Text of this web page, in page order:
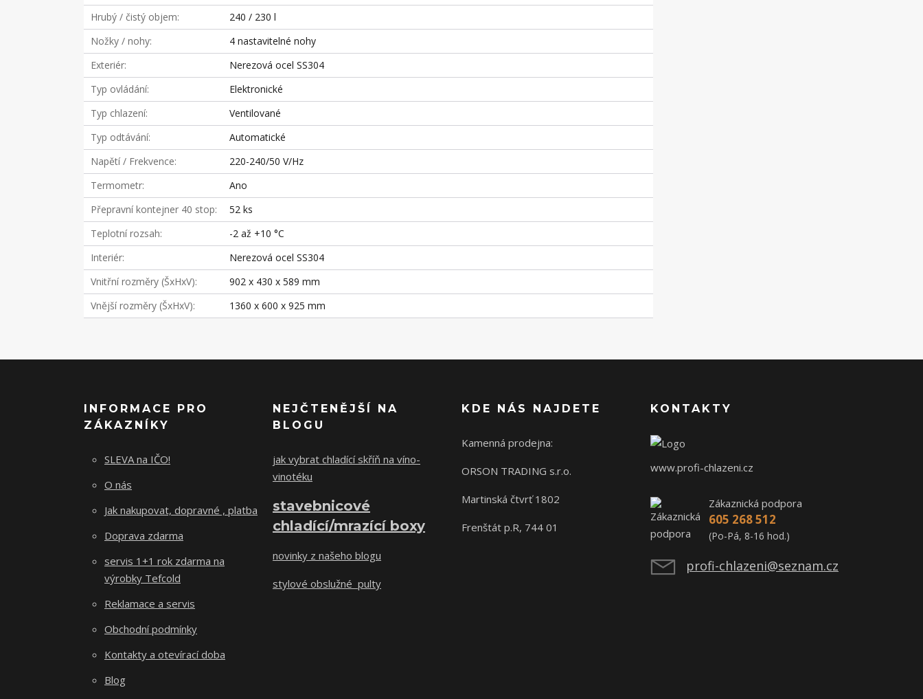
Hrubý / čistý objem
240 / 230 l
Nožky / nohy
4 nastavitelné nohy
Exteriér
Nerezová ocel SS304
Typ ovládání
Elektronické
Typ chlazení
Ventilované
Typ odtávání
Automatické
Napětí / Frekvence
220-240/50 V/Hz
Termometr
Ano
Přepravní kontejner 40 stop
52 ks
Teplotní rozsah
-2 až +10 °C
Interiér
Nerezová ocel SS304
Vnitřní rozměry (ŠxHxV)
902 x 430 x 589 mm
Vnější rozměry (ŠxHxV)
1360 x 600 x 925 mm
INFORMACE PRO
ZÁKAZNÍKY
SLEVA na IČO!
O nás
Jak nakupovat, dopravné , platba
Doprava zdarma
servis 1+1 rok zdarma na
výrobky Tefcold
Reklamace a servis
Obchodní podmínky
Kontakty a otevírací doba
Blog
NEJČTENĚJŠÍ NA
BLOGU
jak vybrat chladící skříň na víno-
vinotéku
stavebnicové
chladící/mrazící boxy
novinky z našeho blogu
stylové obslužné pulty
KDE NÁS NAJDETE
Kamenná prodejna:
ORSON TRADING s.r.o.
Martinská čtvrť 1802
Frenštát p.R, 744 01
KONTAKTY
www.profi-chlazeni.cz
Zákaznická podpora
605 268 512
(Po-Pá, 8-16 hod.)
profi-chlazeni@seznam.cz